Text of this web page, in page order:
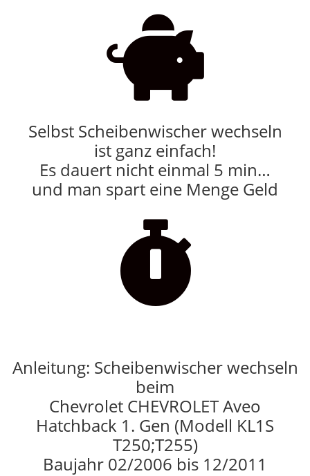

Selbst Scheibenwischer wechseln
ist ganz einfach!
Es dauert nicht einmal 5 min…
und man spart eine Menge Geld

Anleitung: Scheibenwischer wechseln
beim
Chevrolet CHEVROLET Aveo
Hatchback 1. Gen (Modell KL1S
T250;T255)
Baujahr 02/2006 bis 12/2011